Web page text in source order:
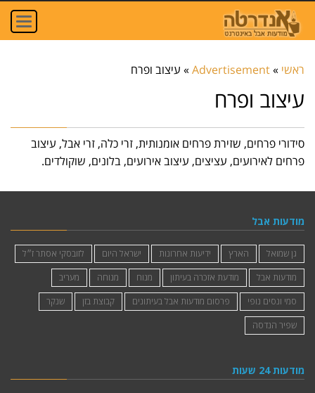
ראשי »
Advertisement
» עיצוב ופרח
עיצוב ופרח
סידורי פרחים, שזירת פרחים אומנותית, זרי כלה, זרי אבל, עיצוב
פרחים לאירועים, עציצים, עיצוב אירועים, בלונים, שוקולדים.
מודעות אבל
גן שמואל הארץ ידיעות אחרונות ישראל היום
לזובסקי אסתר ז״ל
מודעות אבל
מודעת אזכרה בעיתון מנוח מנוחה
מעריב
סמי ונסים נופי
פרסום מודעות אבל בעיתונים קבוצת בזן
שנקר
שפיר הנדסה
מודעות 24 שעות